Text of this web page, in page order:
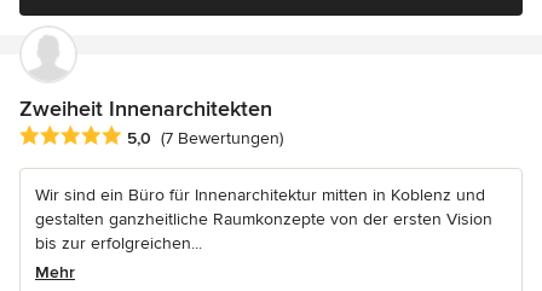
Zweiheit Innenarchitekten
Durchschnittliche Bewertung: 5 von 5 Sternen
5,0 (7 Bewertungen)
Wir sind ein Büro für Innenarchitektur mitten in Koblenz und
gestalten ganzheitliche Raumkonzepte von der ersten Vision
bis zur erfolgreichen...
Mehr